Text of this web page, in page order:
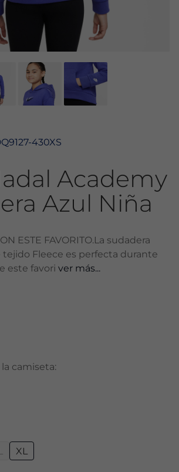
430XS
Academy
Azul Niña
ESTE FAVORITO.La sudadera
Fleece es perfecta durante
este favori ver más...
camiseta:
XL